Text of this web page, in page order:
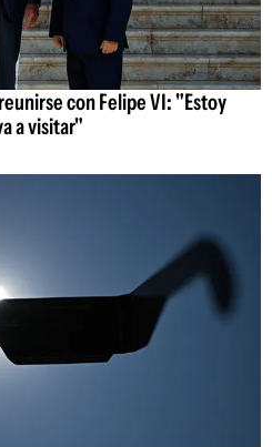
con Felipe VI: "Estoy
a visitar"